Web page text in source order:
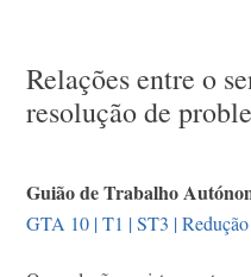
Relações entre o
resolução de
Guião de Trabalho
GTA 10 | T1 | ST3 | Redução